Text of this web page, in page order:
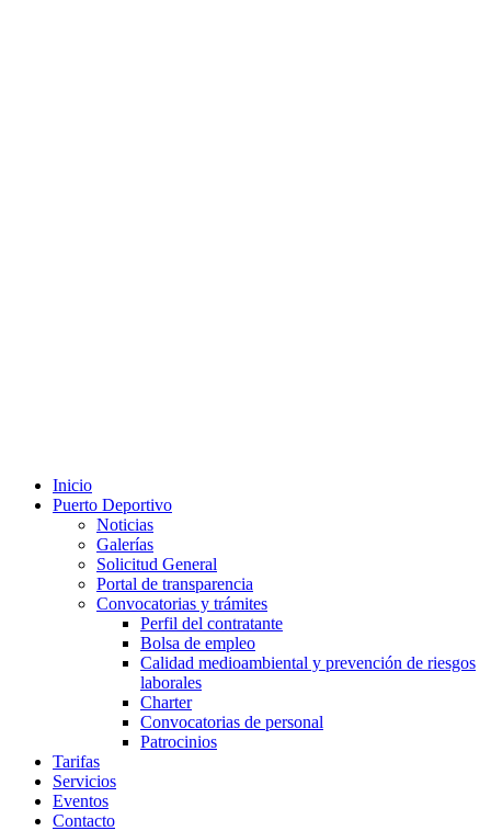
Inicio
Puerto Deportivo
Noticias
Galerías
Solicitud General
Portal de transparencia
Convocatorias y trámites
Perfil del contratante
Bolsa de empleo
Calidad medioambiental y prevención de riesgos
laborales
Charter
Convocatorias de personal
Patrocinios
Tarifas
Servicios
Eventos
Contacto